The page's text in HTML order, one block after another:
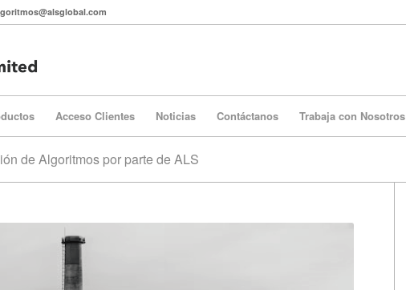
Acceso Clientes Noticias Contáctanos Trabaja con Nosotros
de Algoritmos por parte de ALS